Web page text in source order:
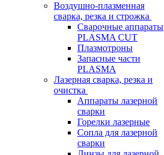
Воздушно-плазменная
сварка, резка и строжка
Сварочные аппараты
PLASMA CUT
Плазмотроны
Запасные части
PLASMA
Лазерная сварка, резка и
очистка
Аппараты лазерной
сварки
Горелки лазерные
Сопла для лазерной
сварки